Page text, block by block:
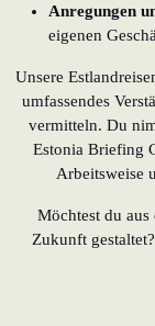
Anregungen
eigenen
Unsere
umfassendes
vermitteln. Du
Estonia Briefing
Arbeitsweise
Möchtest du
Zukunft